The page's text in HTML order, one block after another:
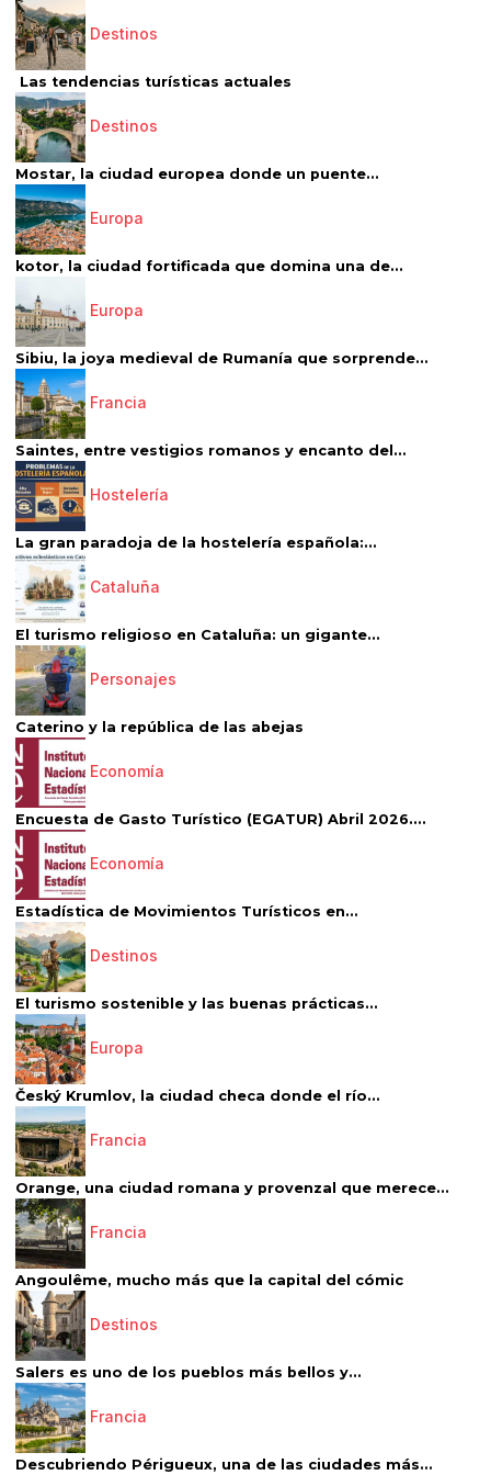
Destinos
Las tendencias turísticas actuales
Destinos
Mostar, la ciudad europea donde un puente...
Europa
kotor, la ciudad fortificada que domina una de...
Europa
Sibiu, la joya medieval de Rumanía que sorprende...
Francia
Saintes, entre vestigios romanos y encanto del...
Hostelería
La gran paradoja de la hostelería española:...
Cataluña
El turismo religioso en Cataluña: un gigante...
Personajes
Caterino y la república de las abejas
Economía
Encuesta de Gasto Turístico (EGATUR) Abril 2026....
Economía
Estadística de Movimientos Turísticos en...
Destinos
El turismo sostenible y las buenas prácticas...
Europa
Český Krumlov, la ciudad checa donde el río...
Francia
Orange, una ciudad romana y provenzal que merece...
Francia
Angoulême, mucho más que la capital del cómic
Destinos
Salers es uno de los pueblos más bellos y...
Francia
Descubriendo Périgueux, una de las ciudades más...